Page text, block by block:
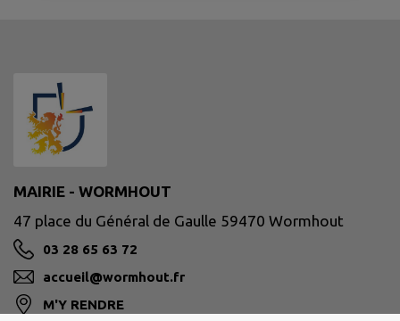
MAIRIE - WORMHOUT
47 place du Général de Gaulle 59470 Wormhout
03 28 65 63 72
accueil@wormhout.fr
M'Y RENDRE